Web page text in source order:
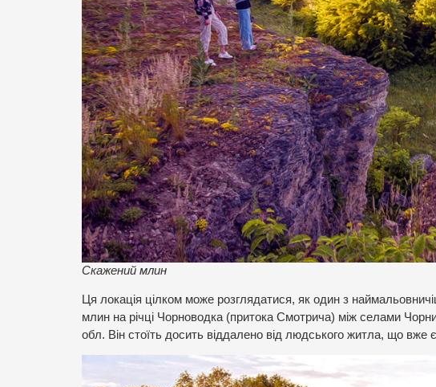
Скажений млин
Ця локація цілком може розглядатися, як один з
млин на річці Чорноводка (притока Смотрича) між селами
обл. Він стоїть досить віддалено від людського житла, що вже